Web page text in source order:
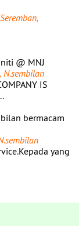
@ MNJ
N.sembilan
IS
bermacam
yang